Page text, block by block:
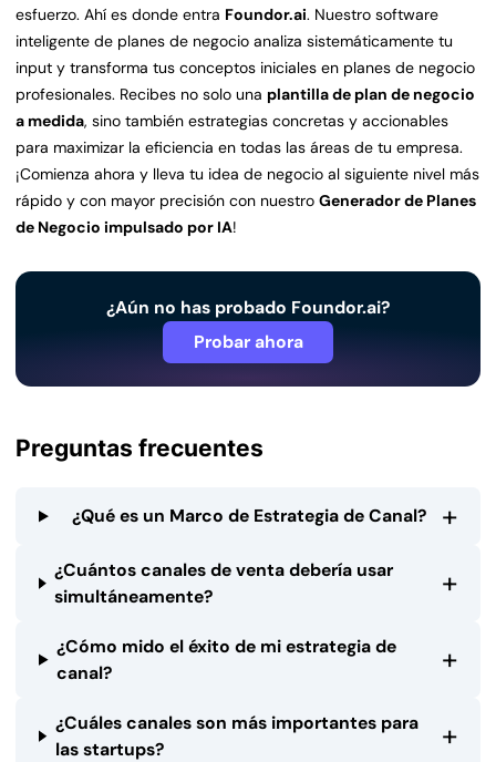
esfuerzo. Ahí es donde entra Foundor.ai. Nuestro software
inteligente de planes de negocio analiza sistemáticamente tu
input y transforma tus conceptos iniciales en planes de negocio
profesionales. Recibes no solo una plantilla de plan de negocio
a medida, sino también estrategias concretas y accionables
para maximizar la eficiencia en todas las áreas de tu empresa.
¡Comienza ahora y lleva tu idea de negocio al siguiente nivel más
rápido y con mayor precisión con nuestro Generador de Planes
de Negocio impulsado por IA!
¿Aún no has probado Foundor.ai?
Probar ahora
Preguntas frecuentes
¿Qué es un Marco de Estrategia de Canal? +
¿Cuántos canales de venta debería usar
simultáneamente?
+
¿Cómo mido el éxito de mi estrategia de
canal?
+
¿Cuáles canales son más importantes para
las startups?
+